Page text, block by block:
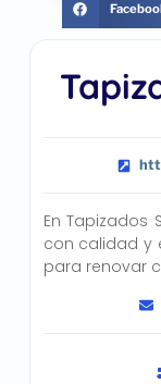
En Tapizados
con calidad y
para renovar